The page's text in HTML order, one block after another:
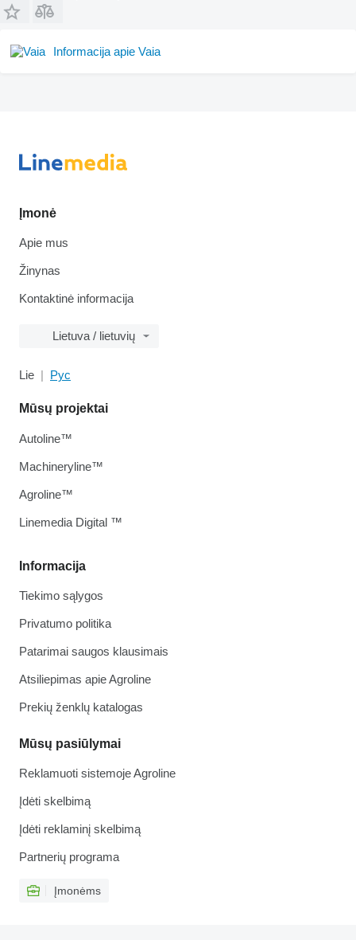
Informacija apie Vaia
Įmonė
Apie mus
Žinynas
Kontaktinė informacija
Lietuva / lietuvių
Lie Рус
Informacija
Tiekimo sąlygos
Privatumo politika
Patarimai saugos klausimais
Atsiliepimas apie Agroline
Prekių ženklų katalogas
Mūsų pasiūlymai
Reklamuoti sistemoje Agroline
Įdėti skelbimą
Įdėti reklaminį skelbimą
Partnerių programa
Įmonėms
Mūsų projektai
Autoline™
Machineryline™
Agroline™
Linemedia Digital ™